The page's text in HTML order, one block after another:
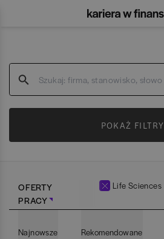
POKAŻ FILTRY
OFERTY
PRACY
Life Sciences
Najnowsze Rekomendowane